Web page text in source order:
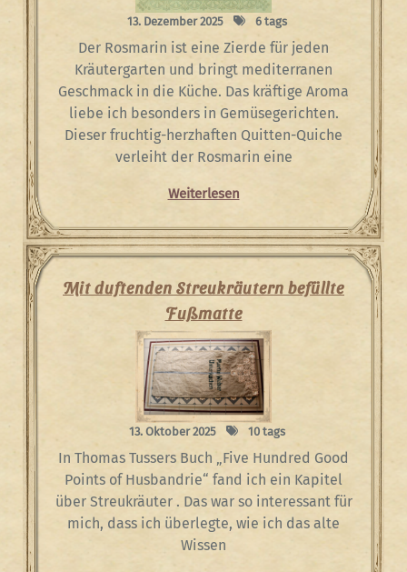
13. Dezember 2025 6 tags
Der Rosmarin ist eine Zierde für jeden
Kräutergarten und bringt mediterranen
Geschmack in die Küche. Das kräftige Aroma
liebe ich besonders in Gemüsegerichten.
Dieser fruchtig-herzhaften Quitten-Quiche
verleiht der Rosmarin eine
Weiterlesen
Mit duftenden Streukräutern befüllte
Fußmatte
13. Oktober 2025 10 tags
In Thomas Tussers Buch „Five Hundred Good
Points of Husbandrie“ fand ich ein Kapitel
über Streukräuter . Das war so interessant für
mich, dass ich überlegte, wie ich das alte
Wissen